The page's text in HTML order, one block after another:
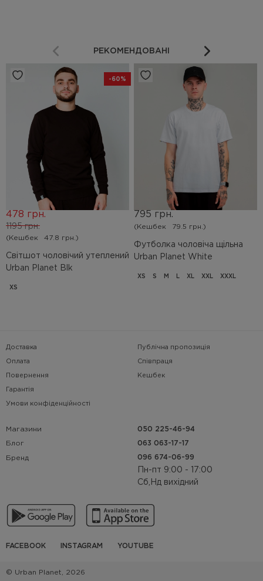
РЕКОМЕНДОВАНІ
-60%
Світшот чоловічий утеплений
Urban Planet Blk
1195 грн.
478 грн.
(Кешбек 47.8 грн.)
XS
Футболка чоловіча щільна
Urban Planet White
795 грн.
(Кешбек 79.5 грн.)
XS S M L XL XXL XXXL
Доставка
Оплата
Повернення
Гарантія
Умови конфіденційності
Публічна пропозиція
Співпраця
Кешбек
Магазини
Блог
Бренд
050 225-46-94
063 063-17-17
096 674-06-99
Пн-пт 9:00 - 17:00
Сб,Нд вихідний
FACEBOOK INSTAGRAM YOUTUBE
© Urban Planet, 2026